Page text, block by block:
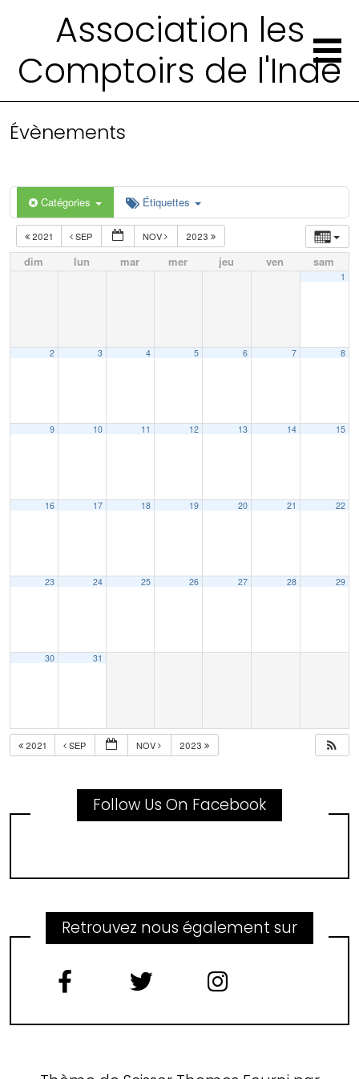
Association les
Comptoirs de l'Inde
Évènements
Catégories Étiquettes
2021 SEP NOV 2023
dim lun mar mer jeu ven sam
1
2 3 4 5 6 7 8
9 10 11 12 13 14 15
16 17 18 19 20 21 22
23 24 25 26 27 28 29
30 31
2021 SEP NOV 2023
Follow Us On Facebook
Retrouvez nous également sur